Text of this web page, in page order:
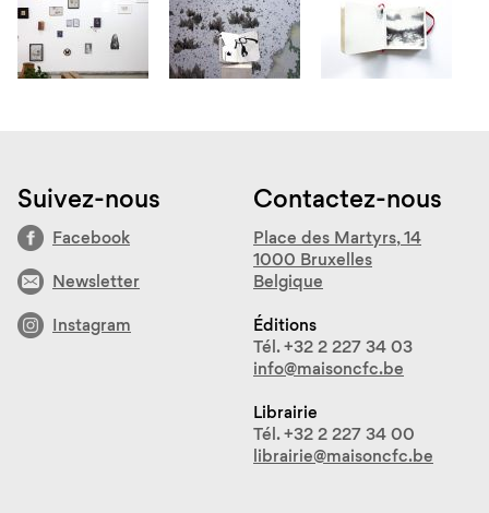
Suivez-nous
Facebook
Newsletter
Instagram
Contactez-nous
Place des Martyrs, 14
1000 Bruxelles
Belgique
Éditions
Tél. +32 2 227 34 03
info@maisoncfc.be
Librairie
Tél. +32 2 227 34 00
librairie@maisoncfc.be